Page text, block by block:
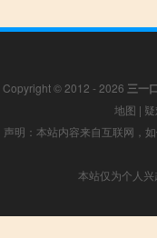
Copyright © 2012 - 2026 三一
地图 |
声明：本站内容来自互联网，
本站仅为个人